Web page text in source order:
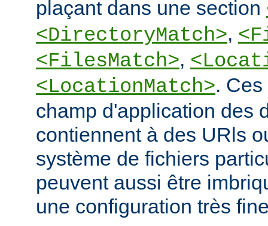
plaçant dans une section
<DirectoryMatch>,
<FilesMatch>,
<LocationMatch>.
champ d'application des
contiennent à des URls
système de fichiers
peuvent aussi être
une configuration très